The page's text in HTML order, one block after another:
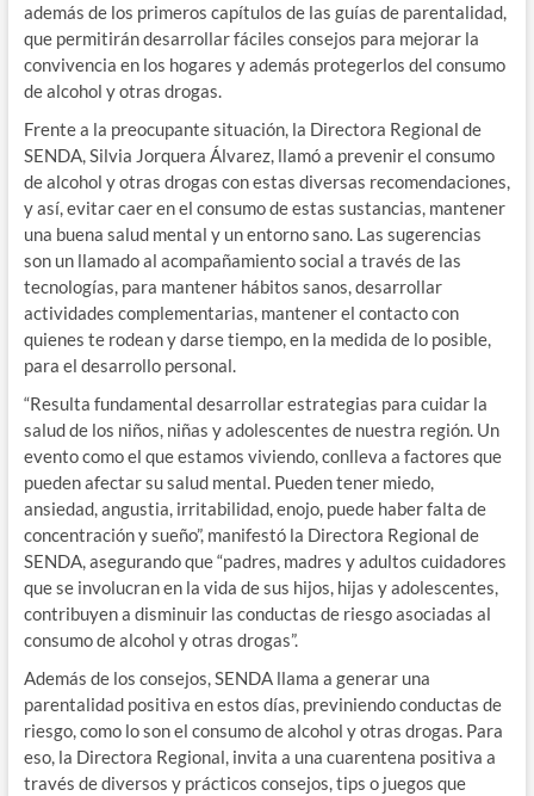
además de los primeros capítulos de las guías de parentalidad,
que permitirán desarrollar fáciles consejos para mejorar la
convivencia en los hogares y además protegerlos del consumo
de alcohol y otras drogas.
Frente a la preocupante situación, la Directora Regional de
SENDA, Silvia Jorquera Álvarez, llamó a prevenir el consumo
de alcohol y otras drogas con estas diversas recomendaciones,
y así, evitar caer en el consumo de estas sustancias, mantener
una buena salud mental y un entorno sano. Las sugerencias
son un llamado al acompañamiento social a través de las
tecnologías, para mantener hábitos sanos, desarrollar
actividades complementarias, mantener el contacto con
quienes te rodean y darse tiempo, en la medida de lo posible,
para el desarrollo personal.
“Resulta fundamental desarrollar estrategias para cuidar la
salud de los niños, niñas y adolescentes de nuestra región. Un
evento como el que estamos viviendo, conlleva a factores que
pueden afectar su salud mental. Pueden tener miedo,
ansiedad, angustia, irritabilidad, enojo, puede haber falta de
concentración y sueño”, manifestó la Directora Regional de
SENDA, asegurando que “padres, madres y adultos cuidadores
que se involucran en la vida de sus hijos, hijas y adolescentes,
contribuyen a disminuir las conductas de riesgo asociadas al
consumo de alcohol y otras drogas”.
Además de los consejos, SENDA llama a generar una
parentalidad positiva en estos días, previniendo conductas de
riesgo, como lo son el consumo de alcohol y otras drogas. Para
eso, la Directora Regional, invita a una cuarentena positiva a
través de diversos y prácticos consejos, tips o juegos que